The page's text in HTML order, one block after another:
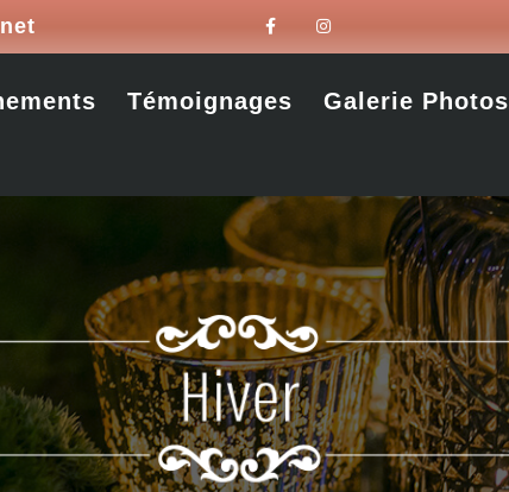
Témoignages
Galerie Photos